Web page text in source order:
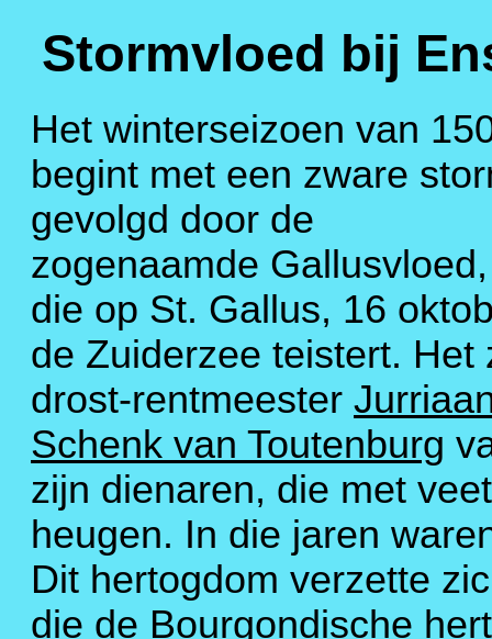
Stormvloed bij
Het winterseizoen van
begint met een zware
gevolgd door de
zogenaamde Gallusvloed,
die op St. Gallus, 16
de Zuiderzee teistert. Het
drost-rentmeester
Schenk van Toutenburg
zijn dienaren, die met
heugen. In die jaren
Dit hertogdom verzette
die de Bourgondische